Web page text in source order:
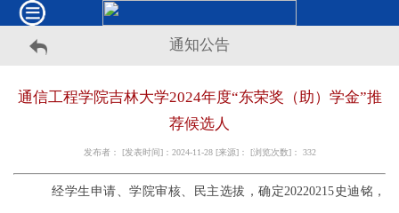
通知公告
通信工程学院吉林大学2024年度“东荣奖（助）学金”推
荐候选人
发布者： [发表时间]：2024-11-28 [来源]： [浏览次数]： 332
经学生申请、学院审核、民主选拔，确定20220215史迪铭，